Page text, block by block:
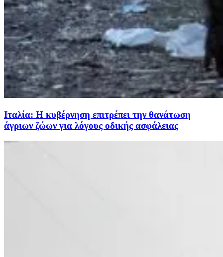
Ιταλία: Η κυβέρνηση επιτρέπει την θανάτωση
άγριων ζώων για λόγους οδικής ασφάλειας